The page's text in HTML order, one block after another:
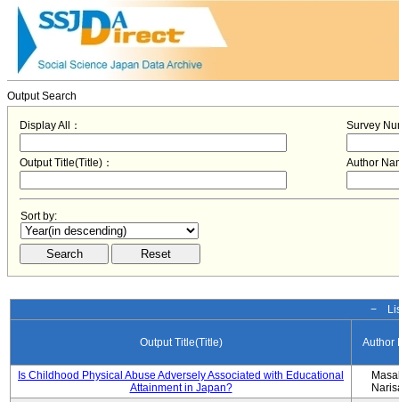
Output Search
Display All： Survey
Output Title(Title)： Author
Sort by:
−
Output Title(Title) Author
Is Childhood Physical Abuse Adversely Associated with Educational
Attainment in Japan?